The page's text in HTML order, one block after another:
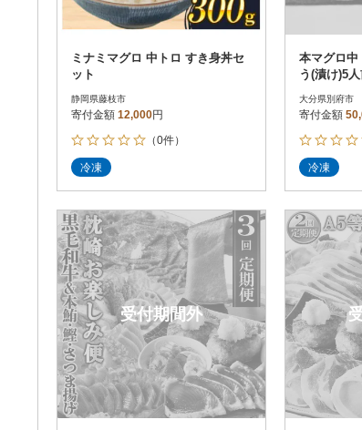
コンビニ支払い
ソフトバンクまとめて支払い
d払い
ミナミマグロ 中トロ すき身丼セ
ット
静岡県藤枝市
寄付金額 12,000円
（0件）
冷凍
本マグロ中
う(漬け)5
きやき3人
大分県別府市
寄付金額
冷凍
受付期間外